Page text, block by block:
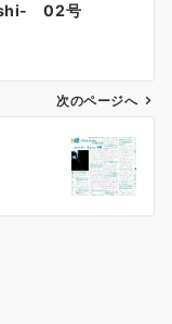
02号
次のページへ